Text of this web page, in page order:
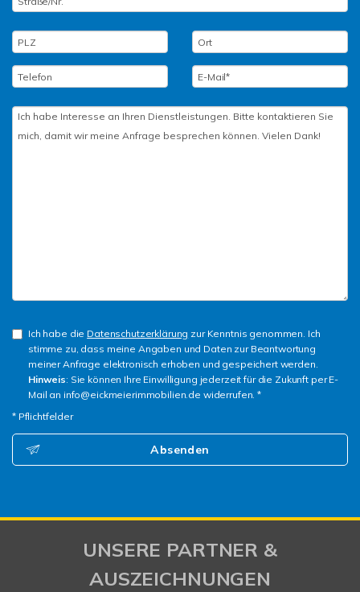
Ich habe die Datenschutzerklärung zur Kenntnis genommen. Ich
stimme zu, dass meine Angaben und Daten zur Beantwortung
meiner Anfrage elektronisch erhoben und gespeichert werden.
Hinweis: Sie können Ihre Einwilligung jederzeit für die Zukunft per E-
Mail an info@eickmeierimmobilien.de widerrufen. *
* Pflichtfelder
Absenden
UNSERE PARTNER &
AUSZEICHNUNGEN